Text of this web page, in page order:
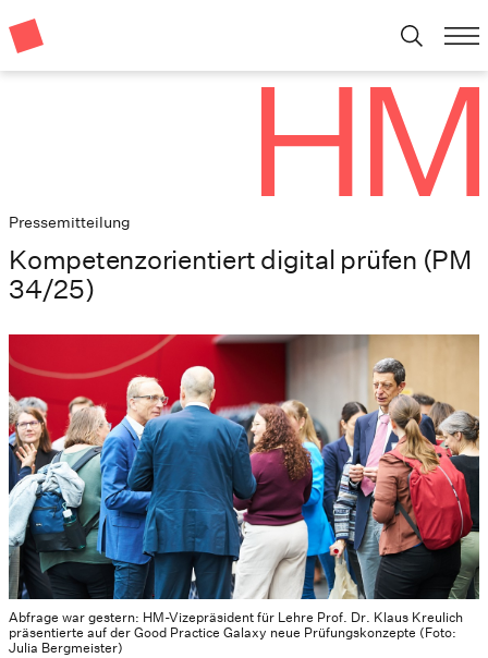
Pressemitteilung
Kompetenzorientiert digital prüfen (PM
34/25)
Abfrage war gestern: HM-Vizepräsident für Lehre Prof. Dr. Klaus Kreulich
präsentierte auf der Good Practice Galaxy neue Prüfungskonzepte (Foto:
Julia Bergmeister)